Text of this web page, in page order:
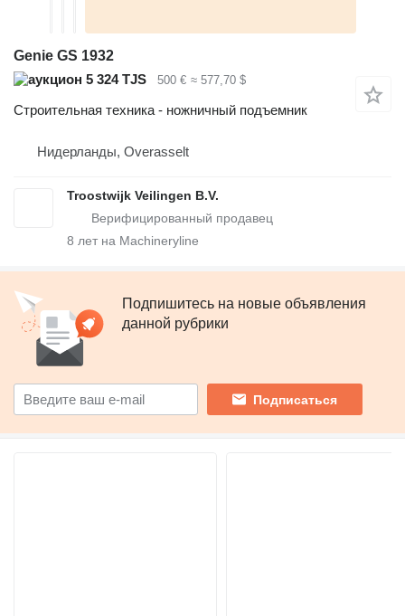
Genie GS 1932
5 324 TJS
500 € ≈ 577,70 $
Строительная техника - ножничный подъемник
Нидерланды, Overasselt
Troostwijk Veilingen B.V.
8 лет на Machineryline
Подпишитесь на новые объявления
данной рубрики
Подписаться